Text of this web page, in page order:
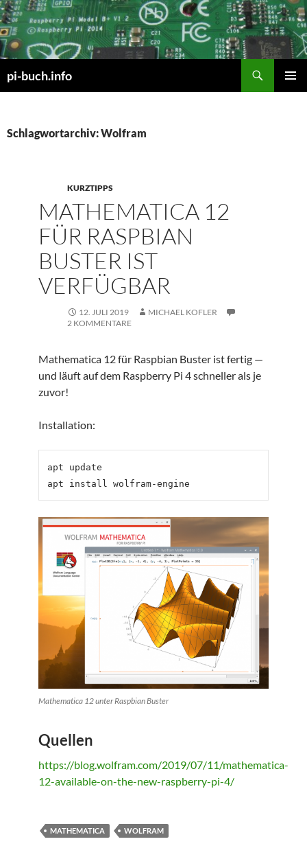
Zum
Inhalt
springen
pi-buch.info
Schlagwortarchiv: Wolfram
KURZTIPPS
MATHEMATICA 12
FÜR RASPBIAN
BUSTER IST
VERFÜGBAR
12. JULI 2019
MICHAEL KOFLER
2 KOMMENTARE
Mathematica 12 für Raspbian Buster ist fertig —
und läuft auf dem Raspberry Pi 4 schneller als je
zuvor!
Installation:
apt update
Mathematica 12 unter Raspbian Buster
Quellen
https://blog.wolfram.com/2019/07/11/mathematica-
12-available-on-the-new-raspberry-pi-4/
MATHEMATICA WOLFRAM